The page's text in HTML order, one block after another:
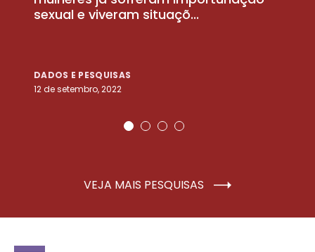
sexual e viveram situaçõ...
DADOS E PESQUISAS
12 de setembro, 2022
VEJA MAIS PESQUISAS